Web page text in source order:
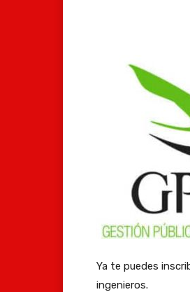
Ya te puedes
ingenieros.